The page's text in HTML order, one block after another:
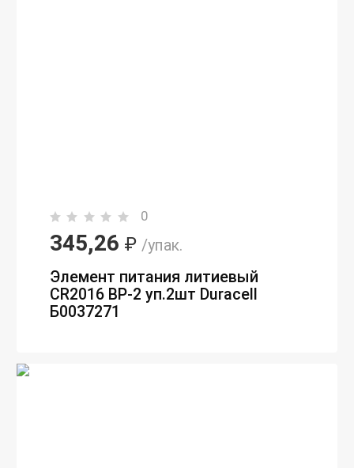
0
345,26 ₽ /упак.
Элемент питания литиевый
CR2016 BP-2 уп.2шт Duracell
Б0037271